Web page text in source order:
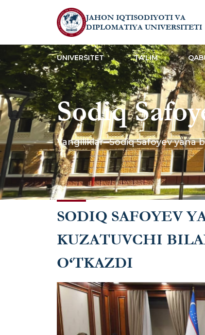
JAHON IQTISODIYOTI VA
DIPLOMATIYA UNIVERSITETI
UNIVERSITET TA'LIM
Sodiq
bilan
Yangiliklar Sodiq Safoyev yana
SODIQ SAFOYEV
KUZATUVCHI
O‘TKAZDI